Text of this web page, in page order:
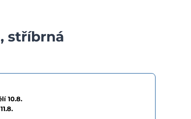
stříbrná
10.8.
11.8.